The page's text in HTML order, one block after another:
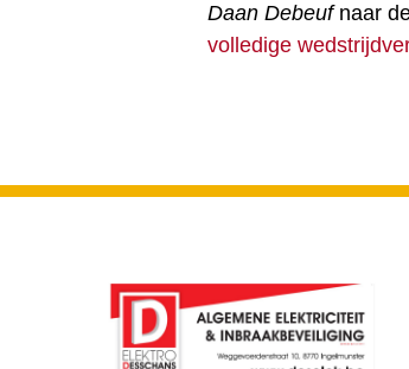
Daan Debeufnaar
volledige